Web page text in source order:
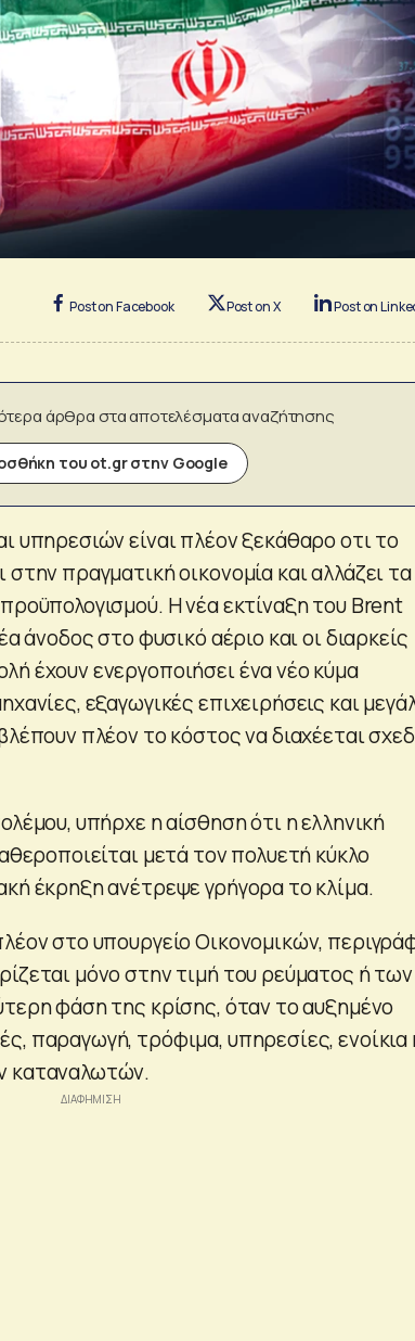
Post on Facebook Post on X Post on
άρθρα στα αποτελέσματα αναζήτησης
του ot.gr στην Google
υπηρεσιών είναι πλέον ξεκάθαρο οτι το
πραγματική οικονομία και αλλάζει τα
Η νέα εκτίναξη του Brent
άνοδος στο φυσικό αέριο και οι διαρκείς
έχουν ενεργοποιήσει ένα νέο κύμα
εξαγωγικές επιχειρήσεις και
πλέον το κόστος να διαχέεται
υπήρχε η αίσθηση ότι η ελληνική
μετά τον πολυετή κύκλο
έκρηξη ανέτρεψε γρήγορα το κλίμα.
στο υπουργείο Οικονομικών,
μόνο στην τιμή του ρεύματος ή των
φάση της κρίσης, όταν το αυξημένο
παραγωγή, τρόφιμα, υπηρεσίες, ενοίκια
καταναλωτών.